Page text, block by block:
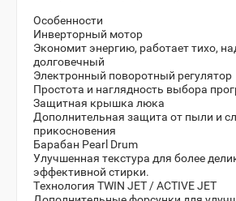
Особенности
Инверторный мотор
Экономит энергию, работает тихо,
долговечный
Электронный поворотный регулятор
Простота и наглядность выбора
Защитная крышка люка
Дополнительная защита от пыли и
прикосновения
Барабан Pearl Drum
Улучшенная текстура для более
эффективной стирки.
Технология TWIN JET / ACTIVE JET